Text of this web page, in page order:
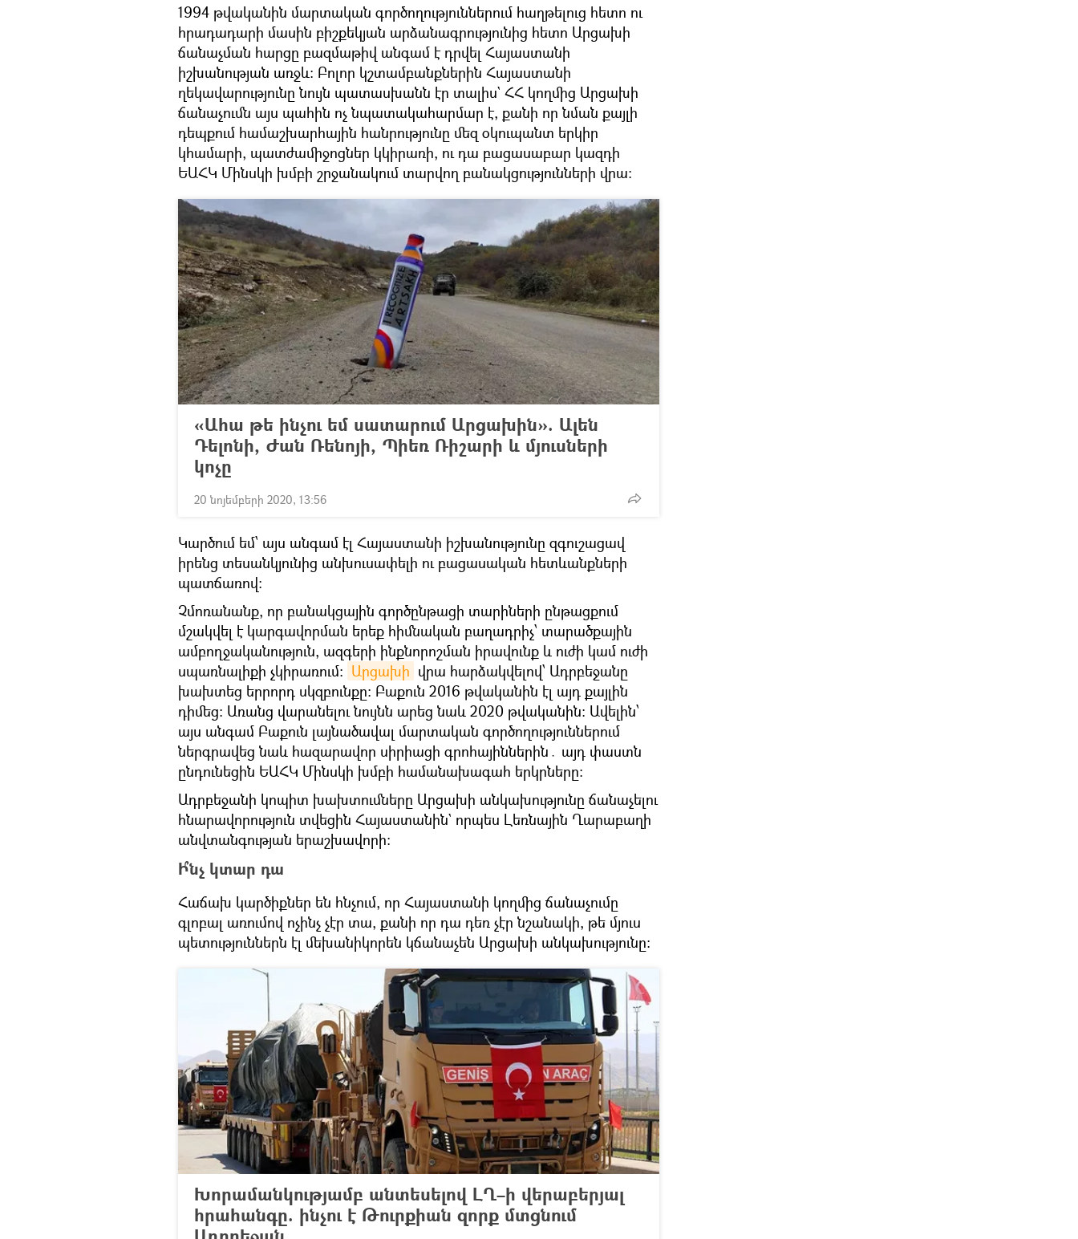
1994 թվականին մարտական գործողություններում հաղթելուց հետո ու
հրադադարի մասին բիշքեկյան արձանագրությունից հետո Արցախի
ճանաչման հարցը բազմաթիվ անգամ է դրվել Հայաստանի
իշխանության առջև։ Բոլոր կշտամբանքներին Հայաստանի
ղեկավարությունը նույն պատասխանն էր տալիս` ՀՀ կողմից Արցախի
ճանաչումն այս պահին ոչ նպատակահարմար է, քանի որ նման քայլի
դեպքում համաշխարհային հանրությունը մեզ օկուպանտ երկիր
կհամարի, պատժամիջոցներ կկիրառի, ու դա բացասաբար կազդի
ԵԱՀԿ Մինսկի խմբի շրջանակում տարվող բանակցությունների վրա։
«Ահա թե ինչու եմ սատարում Արցախին». Ալեն
Դելոնի, Ժան Ռենոյի, Պիեռ Ռիշարի և մյուսների
կոչը
20 նոյեմբերի 2020, 13:56
Կարծում եմ՝ այս անգամ էլ Հայաստանի իշխանությունը զգուշացավ
իրենց տեսանկյունից անխուսափելի ու բացասական հետևանքների
պատճառով։
Չմոռանանք, որ բանակցային գործընթացի տարիների ընթացքում
մշակվել է կարգավորման երեք հիմնական բաղադրիչ՝ տարածքային
ամբողջականություն, ազգերի ինքնորոշման իրավունք և ուժի կամ ուժի
սպառնալիքի չկիրառում։ Արցախի վրա հարձակվելով՝ Ադրբեջանը
խախտեց երրորդ սկզբունքը։ Բաքուն 2016 թվականին էլ այդ քայլին
դիմեց։ Առանց վարանելու նույնն արեց նաև 2020 թվականին։ Ավելին՝
այս անգամ Բաքուն լայնածավալ մարտական գործողություններում
ներգրավեց նաև հազարավոր սիրիացի գրոհայիններին․ այդ փաստն
ընդունեցին ԵԱՀԿ Մինսկի խմբի համանախագահ երկրները։
Ադրբեջանի կոպիտ խախտումները Արցախի անկախությունը ճանաչելու
հնարավորություն տվեցին Հայաստանին` որպես Լեռնային Ղարաբաղի
անվտանգության երաշխավորի։
Ի՞նչ կտար դա
Հաճախ կարծիքներ են հնչում, որ Հայաստանի կողմից ճանաչումը
գլոբալ առումով ոչինչ չէր տա, քանի որ դա դեռ չէր նշանակի, թե մյուս
պետություններն էլ մեխանիկորեն կճանաչեն Արցախի անկախությունը։
Խորամանկությամբ անտեսելով ԼՂ–ի վերաբերյալ
հրահանգը. ինչու է Թուրքիան զորք մտցնում